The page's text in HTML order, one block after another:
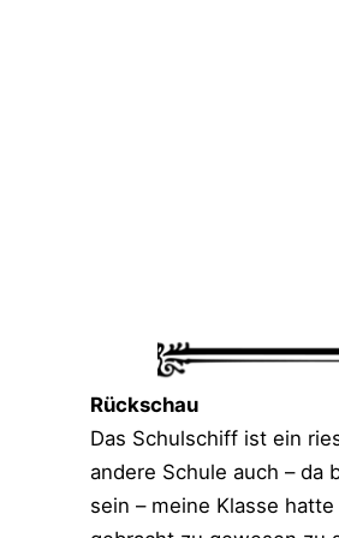
Rück­schau
Das Schul­schiff ist ein
ande­re Schu­le auch –
sein – mei­ne Klas­se